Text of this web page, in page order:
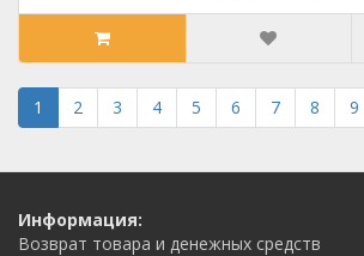
1 2 3 4 5 6 7 8 9
Информация:
Возврат товара и денежных средств